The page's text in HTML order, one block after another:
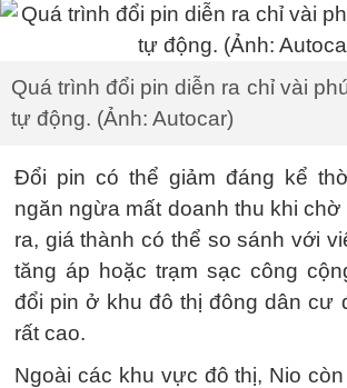
Quá trình đổi pin diễn ra chỉ vài
tự động. (Ảnh: Autocar)
Đổi pin có thể giảm đáng kể
ngăn ngừa mất doanh thu khi chờ
ra, giá thành có thể so sánh với
tăng áp hoặc trạm sạc công
đổi pin ở khu đô thị đông dân cư
rất cao.
Ngoài các khu vực đô thị, Nio